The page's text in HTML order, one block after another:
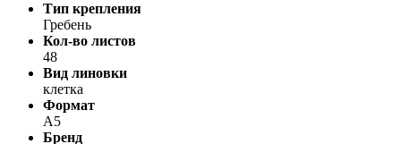
Тип крепления
Гребень
Кол-во листов
48
Вид линовки
клетка
Формат
А5
Бренд